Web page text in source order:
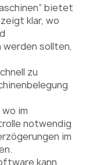
bietet
klar, wo
werden sollten,
zu
im
notwendig
im
kann